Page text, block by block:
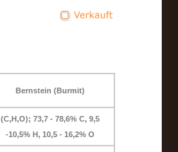
Bernstein (Burmit)
(C,H,O); 73,7 - 78,6% C, 9,5
-10,5% H, 10,5 - 16,2% O